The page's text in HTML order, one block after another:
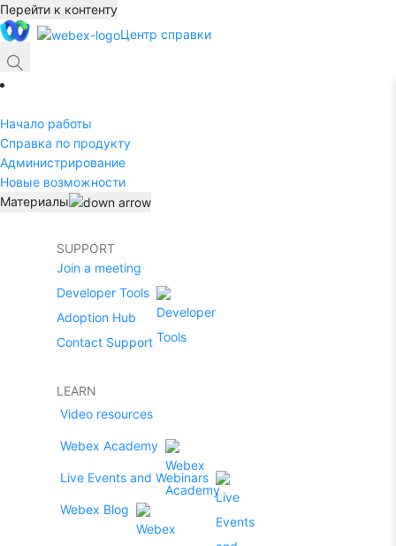
Перейти к контенту
Центр справки
Начало работы
Справка по продукту
Администрирование
Новые возможности
Материалы
SUPPORT
Join a meeting
Developer Tools
Adoption Hub
Contact Support
LEARN
Video resources
Webex Academy
Live Events and Webinars
Webex Blog